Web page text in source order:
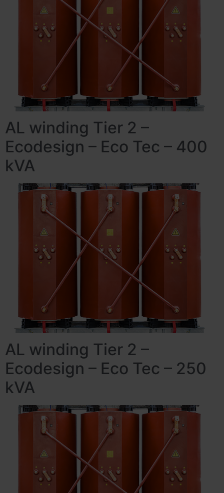
AL winding Tier 2 –
Ecodesign – Eco Tec – 400
kVA
AL winding Tier 2 –
Ecodesign – Eco Tec – 250
kVA